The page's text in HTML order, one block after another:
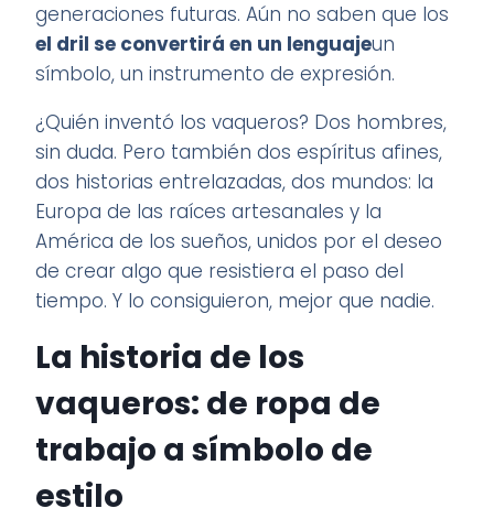
generaciones futuras. Aún no saben que los
el dril se convertirá en un lenguajeun
símbolo, un instrumento de expresión.
¿Quién inventó los vaqueros? Dos hombres,
sin duda. Pero también dos espíritus afines,
dos historias entrelazadas, dos mundos: la
Europa de las raíces artesanales y la
América de los sueños, unidos por el deseo
de crear algo que resistiera el paso del
tiempo. Y lo consiguieron, mejor que nadie.
La historia de los
vaqueros: de ropa de
trabajo a símbolo de
estilo